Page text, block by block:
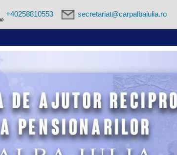
+40258810553 secretariat@carpalbaiulia.ro